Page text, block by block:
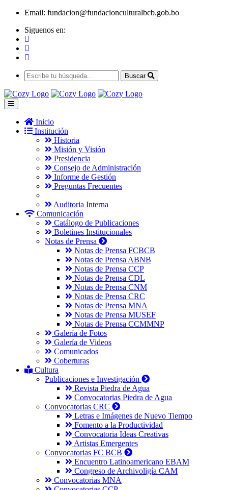
Email: fundacion@fundacionculturalbcb.gob.bo
Siguenos en:
Buscar
Inicio
Institución
Historia
Misión y Visión
Presidencia
Consejo de Administración
Informe de Gestión
Preguntas Frecuentes
Auditoria Interna
Comunicación
Catálogo de Publicaciones
Boletines Institucionales
Notas de Prensa
Notas de Prensa FCBCB
Notas de Prensa ABNB
Notas de Prensa CCP
Notas de Prensa CDL
Notas de Prensa CNM
Notas de Prensa CRC
Notas de Prensa MNA
Notas de Prensa MUSEF
Notas de Prensa CCMMNP
Galería de Fotos
Galería de Videos
Comunicados
Coberturas
Cultura
Publicaciones e Investigación
Revista Piedra de Agua
Convocatorias Piedra de Agua
Convocatorias CRC
Letras e Imágenes de Nuevo Tiempo
Fomento a la Productividad
Convocatoria Ideas Creativas
Artistas Emergentes
Convocatorias FC BCB
Encuentro Latinoamericano EBAM
Congreso de Archivoligía CAM
Convocatorias MNA